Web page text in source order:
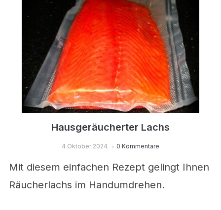
Hausgeräucherter Lachs
4 Oktober 2024 0 Kommentare
Mit diesem einfachen Rezept gelingt Ihnen
Räucherlachs im Handumdrehen.